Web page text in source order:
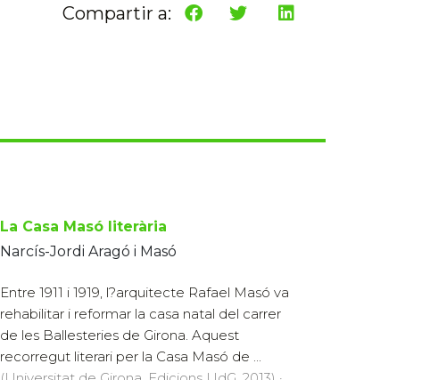
Compartir a:
La Casa Masó literària
Narcís-Jordi Aragó i Masó
Entre 1911 i 1919, l?arquitecte Rafael Masó va
rehabilitar i reformar la casa natal del carrer
de les Ballesteries de Girona. Aquest
recorregut literari per la Casa Masó de ...